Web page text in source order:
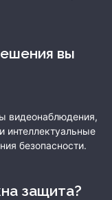
видеонаблюдения,
интеллектуальные
безопасности.
защита?